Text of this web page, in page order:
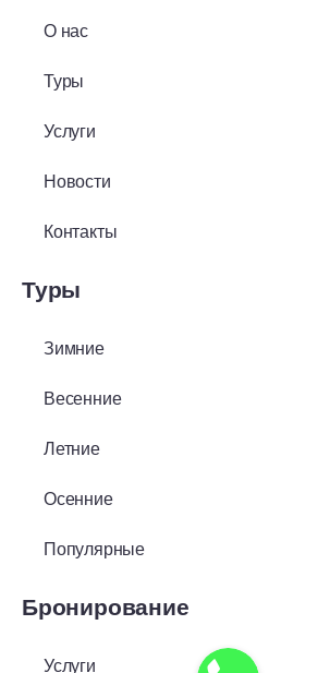
О нас
Туры
Услуги
Новости
Контакты
Туры
Зимние
Весенние
Летние
Осенние
Популярные
Бронирование
Услуги